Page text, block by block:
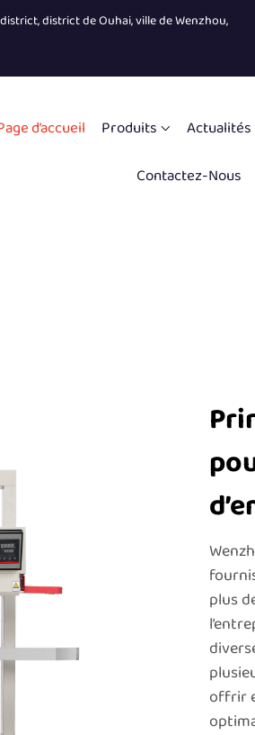
district de Ouhai, ville de Wenzhou,
d’accueil Produits Actualités
Contactez-Nous
plus
offrir